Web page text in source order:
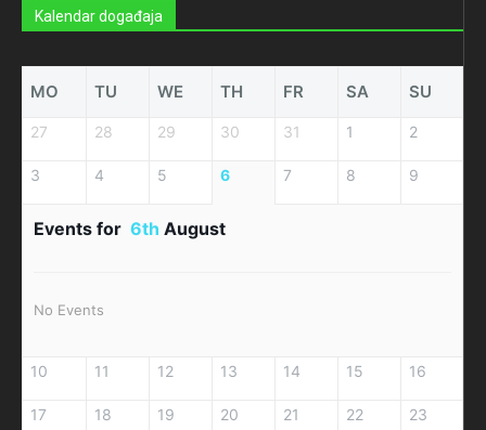
Kalendar događaja
MO TU WE TH FR SA SU
27 28 29 30 31 1 2
3 4 5 6 7 8 9
Events for 6th August
No Events
10 11 12 13 14 15 16
17 18 19 20 21 22 23